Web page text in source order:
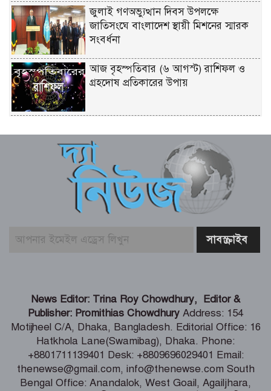
জুলাই গণঅভ্যুত্থান দিবস উপলক্ষে
জাতিসংঘে বাংলাদেশ স্থায়ী মিশনের স্মারক
সংবর্ধনা
আজ বৃহস্পতিবার (৬ আগস্ট) রাশিফল ও
গ্রহদোষ প্রতিকারের উপায়
পঞ্জিকা ও ইতিহাসের এইদিনে
শেখ হাসিনার দিল্লিতে সংবাদ সম্মেলন নিয়ে
পররাষ্ট্র মন্ত্রণালয়ের কড়া প্রতিক্রিয়া
বুড়িগঙ্গায় তরল বর্জ্য নির্গমনস্থল থেকে নমুনা
ভোলায় ৫ম শ্রেণির ছাত্রীকে সংঘবদ্ধ ধর্ষণ-
ভিডিও ধারণ, তিন কিশোর গ্রেপ্তার
টানা ৫ দিন অনশনের পর বিয়ে, তিন মাস পর
মিলল মোনিয়ার ঝুলন্ত লাশ
News Editor: Trina Roy Chowdhury, Editor &
Publisher: Promithias Chowdhury Address: 154
Motijheel C/A, Dhaka, Bangladesh. Editorial Office: 16
Hatkhola Lane(Swamibag), Dhaka. Phone:
+8801711139401 Desk: +8809696029401 Email:
thenewse@gmail.com, info@thenewse.com South
Bengal Office: Anandalok, West Goail, Agailjhara,